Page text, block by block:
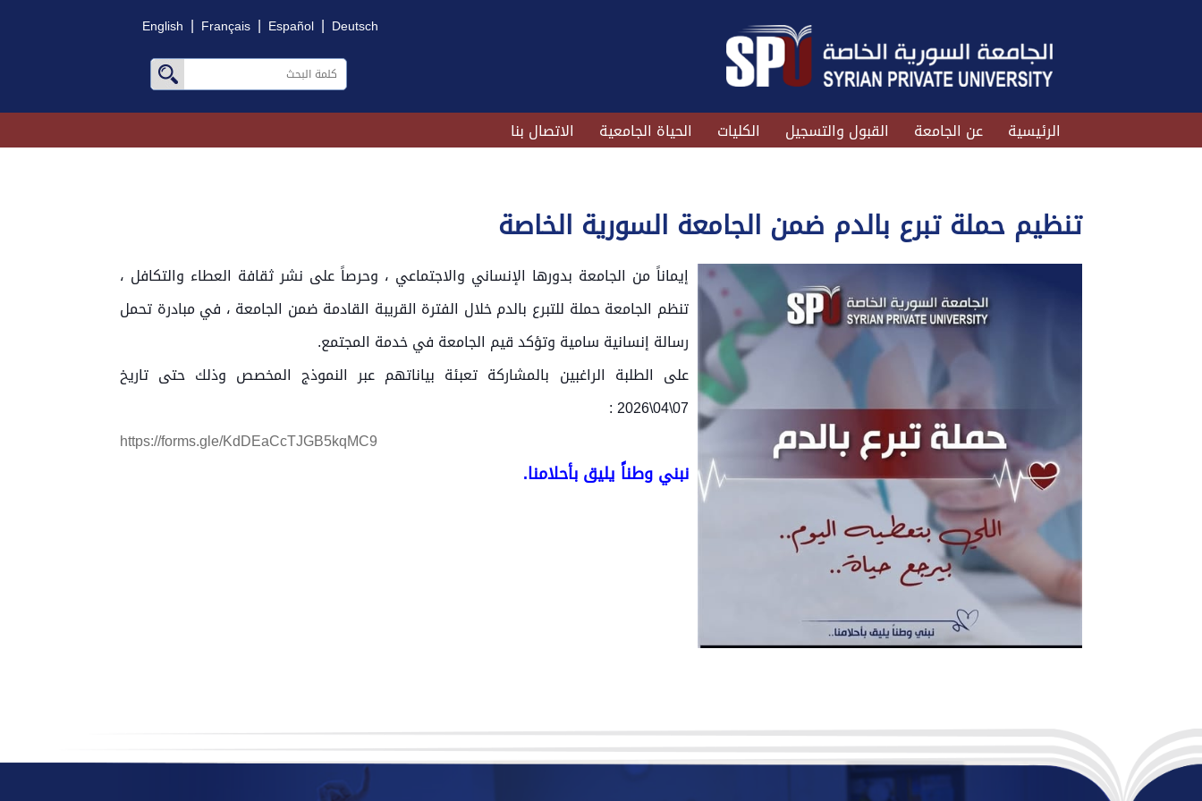
English | Français | Español | Deutsch
الرئيسية عن الجامعة القبول والتسجيل الكليات الحياة الجامعية الاتصال بنا
تنظيم حملة تبرع بالدم ضمن الجامعة السورية الخاصة
إيماناً من الجامعة بدورها الإنساني والاجتماعي ، وحرصاً على نشر ثقافة العطاء والتكافل ،
تنظم الجامعة حملة للتبرع بالدم خلال الفترة القريبة القادمة ضمن الجامعة ، في مبادرة تحمل
رسالة إنسانية سامية وتؤكد قيم الجامعة في خدمة المجتمع.
على الطلبة الراغبين بالمشاركة تعبئة بياناتهم عبر النموذج المخصص وذلك حتى تاريخ
07\04\2026 :
https://forms.gle/KdDEaCcTJGB5kqMC9
نبني وطناً يليق بأحلامنا.